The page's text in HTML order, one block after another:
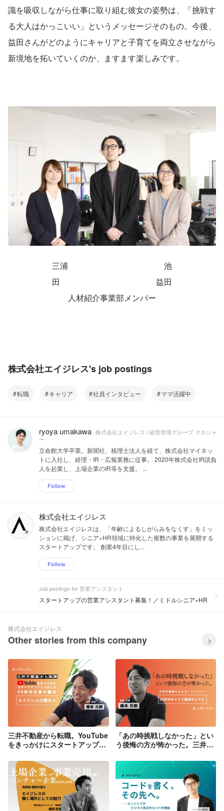
識を吸収しながら仕事に取り組む彼女の姿勢は、「挑戦す
る大人はかっこいい」というメッセージそのもの。今後、
益田さんがどのようにキャリアと子育てを両立させながら
新境地を拓いていくのか、ますます楽しみです。
三浦　　　　　　　　　　　　池
田　　　　　　　　　　　　益田
人材紹介事業部メンバー
株式会社エイジレス's job postings
転職 キャリア 社員インタビュー ママ活躍中
ryoya umakawa 株式会社エイジレス / 経営管理グループ マネジャ
ー
立命館大学卒業。新聞社、税理士法人を経て、株式会社マイネッ
トに入社し、経理・IR・広報業務に従事。 2020年株式会社IR請負
人を起業し、上場企業のIR等を支援。 ...
Follow
株式会社エイジレス
株式会社エイジレスは、「年齢によるしがらみをなくす」をミッ
ションに掲げ、シニア×HR領域に特化した複数の事業を展開する
スタートアップです。 創業4年目にし...
Follow
Job postings for 営業アシスタント
スタートアップの営業アシスタント募集！／ミドルシニア×HR
株式会社エイジレス
Other stories from this company
三井不動産から転職。YouTube
をきっかけにスタートアップに
レスの面白さ
「あの時挑戦しなかった」とい
う後悔の方が怖かった。三井不
ジレスに転職した20代のキャリ
ア選択のリアル